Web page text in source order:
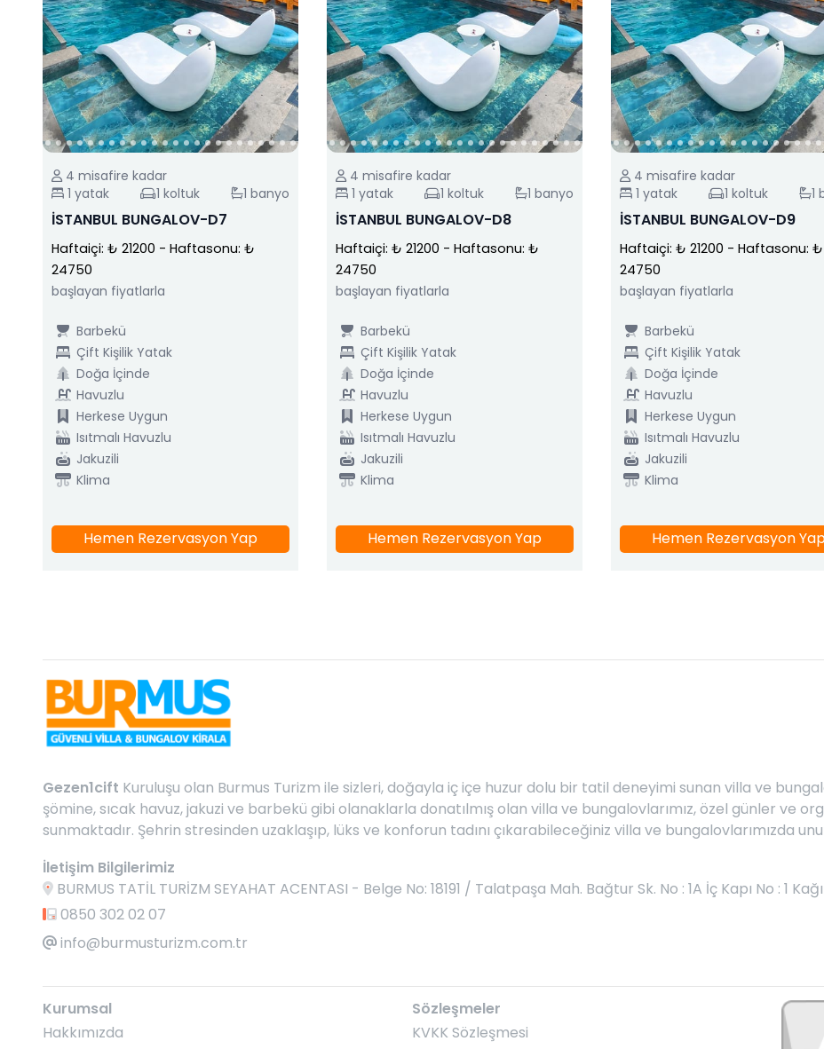
4 misafire kadar
1 yatak 1 koltuk 1 banyo
İSTANBUL BUNGALOV-D7
Haftaiçi: ₺ 21200 - Haftasonu: ₺
24750
başlayan fiyatlarla
Barbekü
Çift Kişilik Yatak
Doğa İçinde
Havuzlu
Herkese Uygun
Isıtmalı Havuzlu
Jakuzili
Klima
Hemen Rezervasyon Yap
4 misafire kadar
1 yatak 1 koltuk 1 banyo
İSTANBUL BUNGALOV-D8
Haftaiçi: ₺ 21200 - Haftasonu: ₺
24750
başlayan fiyatlarla
Barbekü
Çift Kişilik Yatak
Doğa İçinde
Havuzlu
Herkese Uygun
Isıtmalı Havuzlu
Jakuzili
Klima
Hemen Rezervasyon Yap
4 misafire kadar
1 yatak 1 koltuk 1
İSTANBUL BUNGALOV-D9
Haftaiçi: ₺ 21200 - Haftasonu: ₺
24750
başlayan fiyatlarla
Barbekü
Çift Kişilik Yatak
Doğa İçinde
Havuzlu
Herkese Uygun
Isıtmalı Havuzlu
Jakuzili
Klima
Hemen Rezervasyon
Gezen1cift Kuruluşu olan Burmus Turizm ile sizleri, doğayla iç içe huzur dolu bir tatil deneyimi sunan villa ve
şömine, sıcak havuz, jakuzi ve barbekü gibi olanaklarla donatılmış olan villa ve bungalovlarımız, özel günler ve
sunmaktadır. Şehrin stresinden uzaklaşıp, lüks ve konforun tadını çıkarabileceğiniz villa ve bungalovlarımızda
İletişim Bilgilerimiz
BURMUS TATİL TURİZM SEYAHAT ACENTASI - Belge No: 18191 / Talatpaşa Mah. Bağtur Sk. No : 1A İç Kapı No : 1
0850 302 02 07
info@burmusturizm.com.tr
Kurumsal
Hakkımızda
Sözleşmeler
KVKK Sözleşmesi